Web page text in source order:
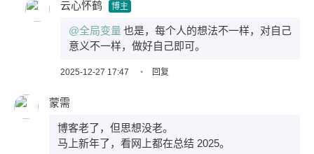
云心怀鹤 博主
@全局变量也是，每个人的想法不一样，对自己
意义不一样，做好自己即可。
2025-12-27 17:47 • 回复
蒙需
博客老了，但思想没老。
马上新年了，看网上都在总结 2025。